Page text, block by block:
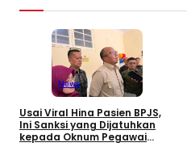
News
Usai Viral Hina Pasien BPJS,
Ini Sanksi yang Dijatuhkan
kepada Oknum Pegawai